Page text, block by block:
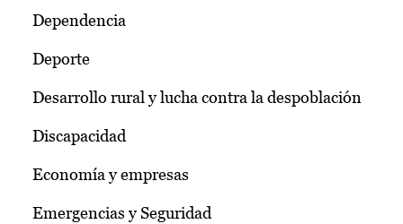
Dependencia
Deporte
Desarrollo rural y lucha contra la despoblación
Discapacidad
Economía y empresas
Emergencias y Seguridad